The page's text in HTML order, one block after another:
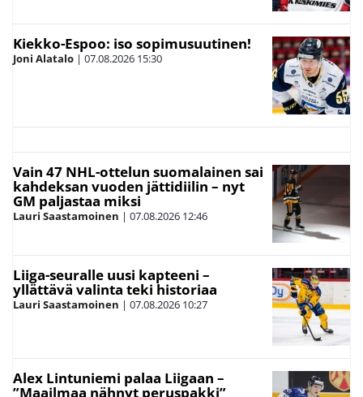
Kiekko-Espoo: iso sopimusuutinen!
Joni Alatalo | 07.08.2026 15:30
Vain 47 NHL-ottelun suomalainen sai
kahdeksan vuoden jättidiilin – nyt
GM paljastaa miksi
Lauri Saastamoinen | 07.08.2026 12:46
Liiga-seuralle uusi kapteeni –
yllättävä valinta teki historiaa
Lauri Saastamoinen | 07.08.2026 10:27
Alex Lintuniemi palaa Liigaan –
”Maailmaa nähnyt peruspakki”